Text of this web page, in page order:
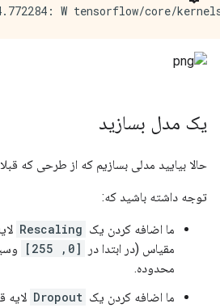
یک مدل بسازید
حالا بیایید مدلی بسازیم که از طرحی که
توجه داشته باشید که:
ما اضافه کردن یک Rescaling
مقیاس (در ابتدا در
[0, 255]
محدوده.
ما اضافه کردن یک Dropout لایه